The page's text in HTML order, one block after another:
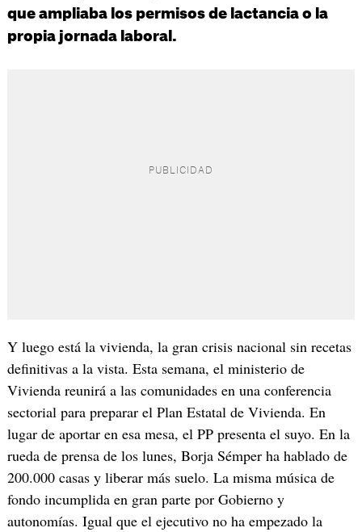
que ampliaba los permisos de lactancia o la
propia jornada laboral.
Y luego está la vivienda, la gran crisis nacional sin recetas
definitivas a la vista. Esta semana, el ministerio de
Vivienda reunirá a las comunidades en una conferencia
sectorial para preparar el Plan Estatal de Vivienda. En
lugar de aportar en esa mesa, el PP presenta el suyo. En la
rueda de prensa de los lunes, Borja Sémper ha hablado de
200.000 casas y liberar más suelo. La misma música de
fondo incumplida en gran parte por Gobierno y
autonomías. Igual que el ejecutivo no ha empezado la